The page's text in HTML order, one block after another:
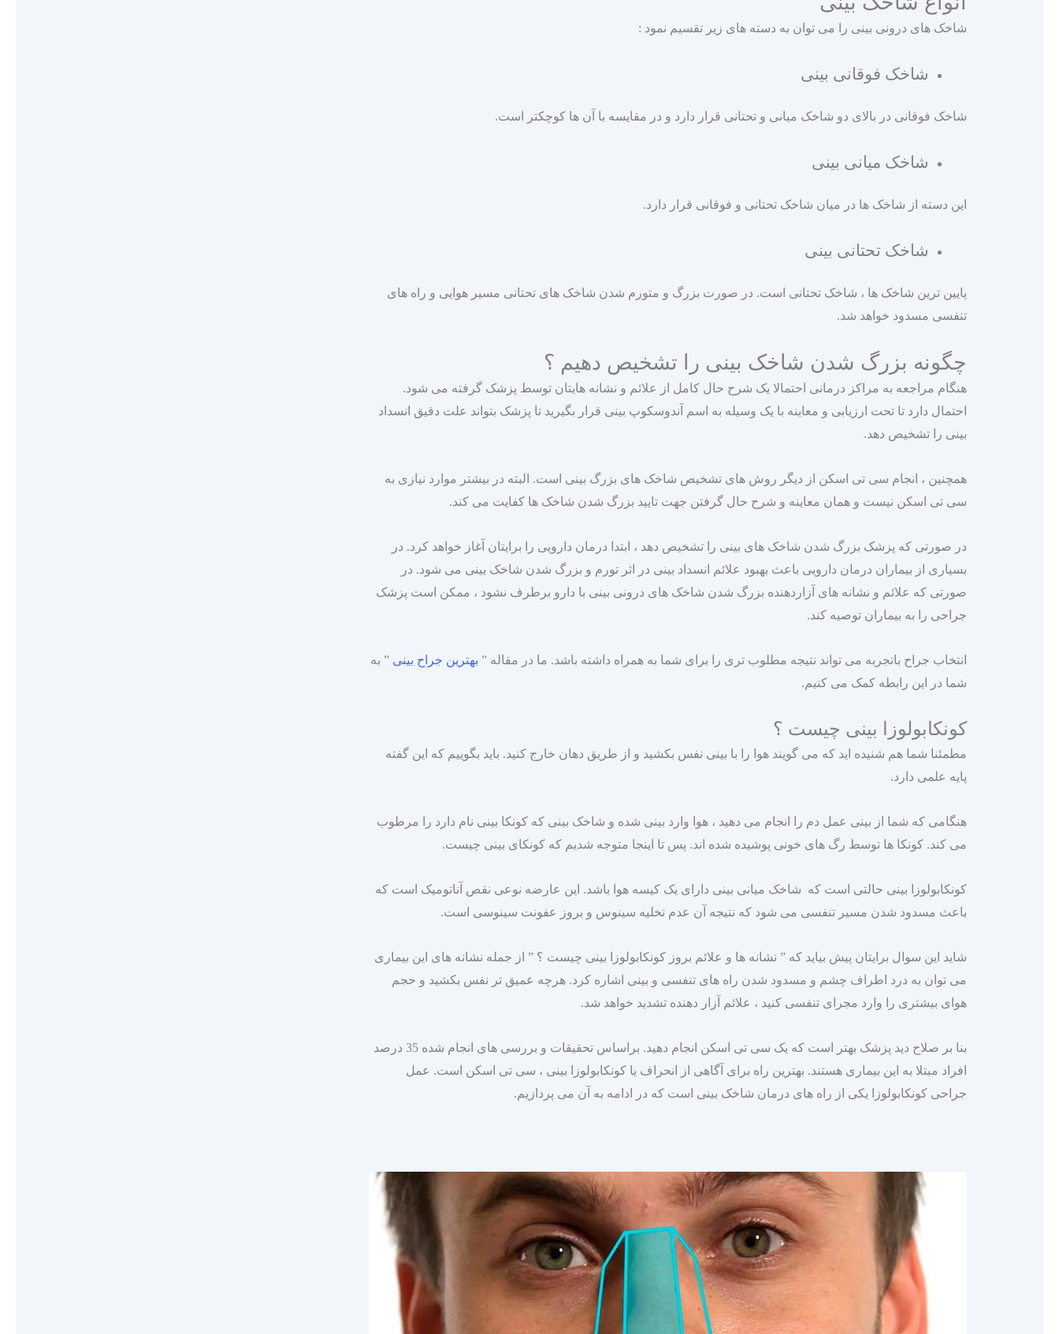
شاخک‌ های درونی بینی را می‌ توان به دسته‌ های زیر تقسیم نمود :
شاخک فوقانی بینی
شاخک فوقانی در بالای دو شاخک میانی و تحتانی قرار دارد و در مقایسه با آن‌ ها کوچکتر است.
شاخک میانی بینی
این دسته از شاخک‌ ها در میان شاخک تحتانی و فوقانی قرار دارد.
شاخک تحتانی بینی
پایین‌ ترین شاخک‌ ها ، شاخک تحتانی است. در صورت بزرگ و متورم شدن شاخک‌ های تحتانی مسیر هوایی و راه‌ های
تنفسی مسدود خواهد شد.
چگونه بزرگ شدن شاخک بینی را تشخیص دهیم ؟
هنگام مراجعه به مراکز درمانی احتمالا یک شرح حال کامل از علائم و نشانه‌ هایتان توسط پزشک گرفته می‌ شود.
احتمال دارد تا تحت ارزیابی و معاینه با یک وسیله به اسم آندوسکوپ بینی قرار بگیرید تا پزشک بتواند علت دقیق انسداد
بینی را تشخیص دهد.
همچنین ، انجام سی تی اسکن از دیگر روش‌ های تشخیص شاخک‌ های بزرگ بینی است. البته در بیشتر موارد نیازی به
سی تی اسکن نیست و همان معاینه و شرح حال گرفتن جهت تایید بزرگ شدن شاخک‌ ها کفایت می‌ کند.
در صورتی که پزشک بزرگ شدن شاخک های بینی را تشخیص دهد ، ابتدا درمان دارویی را برایتان آغاز خواهد کرد. در
بسیاری از بیماران درمان دارویی باعث بهبود علائم انسداد بینی در اثر تورم و بزرگ شدن شاخک بینی می‌ شود. در
صورتی که علائم و نشانه‌ های آزاردهنده بزرگ شدن شاخک‌ های درونی بینی با دارو برطرف نشود ، ممکن است پزشک
جراحی را به بیماران توصیه کند.
انتخاب جراح باتجربه می‌ تواند نتیجه مطلوب‌ تری را برای شما به همراه داشته باشد. ما در مقاله ” بهترین جراح بینی ” به
شما در این رابطه کمک می‌ کنیم.
کونکابولوزا بینی چیست ؟
مطمئنا شما هم شنیده‌ اید که می‌ گویند هوا را با بینی نفس بکشید و از طریق دهان خارج کنید. باید بگوییم که این گفته
پایه علمی دارد.
هنگامی که شما از بینی عمل دم را انجام می‌ دهید ، هوا وارد بینی شده و شاخک بینی که کونکا بینی نام دارد را مرطوب
می‌ کند. کونکا ها توسط رگ‌ های خونی پوشیده شده‌ اند. پس تا اینجا متوجه شدیم که کونکای بینی چیست.
کونکابولوزا بینی حالتی است که شاخک میانی بینی دارای یک کیسه هوا باشد. این عارضه نوعی نقص آناتومیک است که
باعث مسدود شدن مسیر تنفسی می‌ شود که نتیجه آن عدم تخلیه سینوس و بروز عفونت سینوسی است.
شاید این سوال برایتان پیش بیاید که ” نشانه‌ ها و علائم بروز کونکابولوزا بینی چیست ؟ ” از جمله نشانه‌ های این بیماری
می‌ توان به درد اطراف چشم و مسدود شدن راه‌ های تنفسی و بینی اشاره کرد. هرچه عمیق‌ تر نفس بکشید و حجم
هوای بیشتری را وارد مجرای تنفسی کنید ، علائم آزار دهنده تشدید خواهد شد.
بنا بر صلاح دید پزشک بهتر است که یک سی تی اسکن انجام دهید. براساس تحقیقات و بررسی‌ های انجام شده 35 درصد
افراد مبتلا به این بیماری هستند. بهترین راه برای آگاهی از انحراف یا کونکابولوزا بینی ، سی تی اسکن است. عمل
جراحی کونکابولوزا یکی از راه‌ های درمان شاخک بینی است که در ادامه به آن می‌ پردازیم.